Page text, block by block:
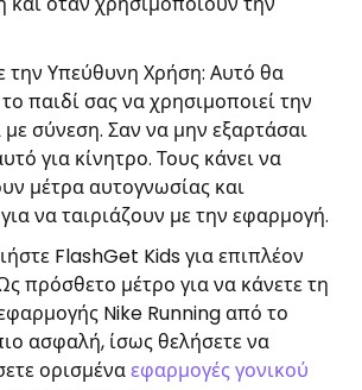
Υπεύθυνη Χρήση: Αυτό θα
παιδί σας να χρησιμοποιεί την
με σύνεση. Σαν να μην εξαρτάσαι
για κίνητρο. Τους κάνει να
μέτρα αυτογνωσίας και
να ταιριάζουν με την εφαρμογή.
FlashGet Kids για επιπλέον
πρόσθετο μέτρο για να κάνετε τη
Nike Running από το
ασφαλή, ίσως θελήσετε να
ορισμέναεφαρμογές γονικού